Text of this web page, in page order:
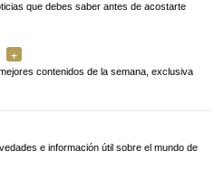
que debes saber antes de acostarte
contenidos de la semana, exclusiva
e información útil sobre el mundo de